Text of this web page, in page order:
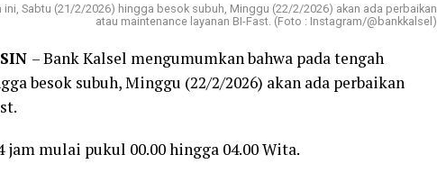
Sabtu (21/2/2026) hingga besok subuh, Minggu (22/2/2026) akan ada perbaikan
atau maintenance layanan BI-Fast. (Foto : Instagram/@bankkalsel)
– Bank Kalsel mengumumkan bahwa pada tengah
besok subuh, Minggu (22/2/2026) akan ada perbaikan
mulai pukul 00.00 hingga 04.00 Wita.